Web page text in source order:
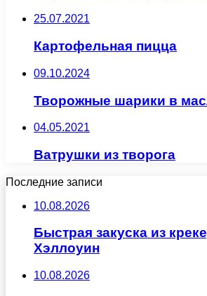
25.07.2021
Картофельная пицца
09.10.2024
Творожные шарики в
04.05.2021
Ватрушки из творога
Последние записи
10.08.2026
Быстрая закуска из
Хэллоуин
10.08.2026